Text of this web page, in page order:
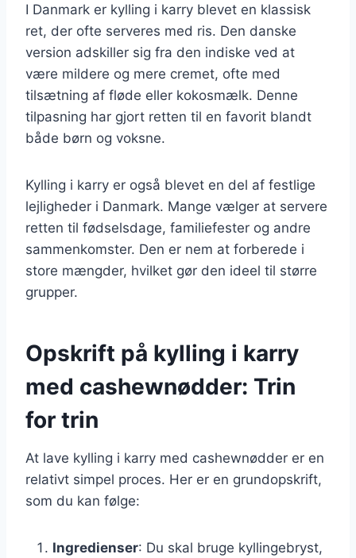
I Danmark er kylling i karry blevet en klassisk
ret, der ofte serveres med ris. Den danske
version adskiller sig fra den indiske ved at
være mildere og mere cremet, ofte med
tilsætning af fløde eller kokosmælk. Denne
tilpasning har gjort retten til en favorit blandt
både børn og voksne.
Kylling i karry er også blevet en del af festlige
lejligheder i Danmark. Mange vælger at servere
retten til fødselsdage, familiefester og andre
sammenkomster. Den er nem at forberede i
store mængder, hvilket gør den ideel til større
grupper.
Opskrift på kylling i karry
med cashewnødder: Trin
for trin
At lave kylling i karry med cashewnødder er en
relativt simpel proces. Her er en grundopskrift,
som du kan følge:
Ingredienser: Du skal bruge kyllingebryst,